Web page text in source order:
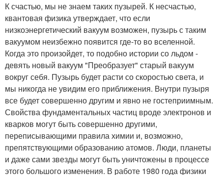
К счастью, мы не знаем таких пузырей. К несчастью,
квантовая физика утверждает, что если
низкоэнергетический вакуум возможен, пузырь с таким
вакуумом неизбежно появится где-то во вселенной.
Когда это произойдет, то подобно истории со льдом -
девять новый вакуум "Преобразует" старый вакуум
вокруг себя. Пузырь будет расти со скоростью света, и
мы никогда не увидим его приближения. Внутри пузыря
все будет совершенно другим и явно не гостеприимным.
Свойства фундаментальных частиц вроде электронов и
кварков могут быть совершенно другими,
переписывающими правила химии и, возможно,
препятствующими образованию атомов. Люди, планеты
и даже сами звезды могут быть уничтожены в процессе
этого большого изменения. В работе 1980 года физики